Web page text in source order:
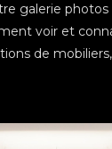
galerie
voir et
de